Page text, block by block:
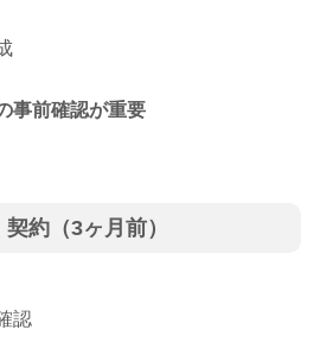
事前確認が重要
約（3ヶ月前）
認